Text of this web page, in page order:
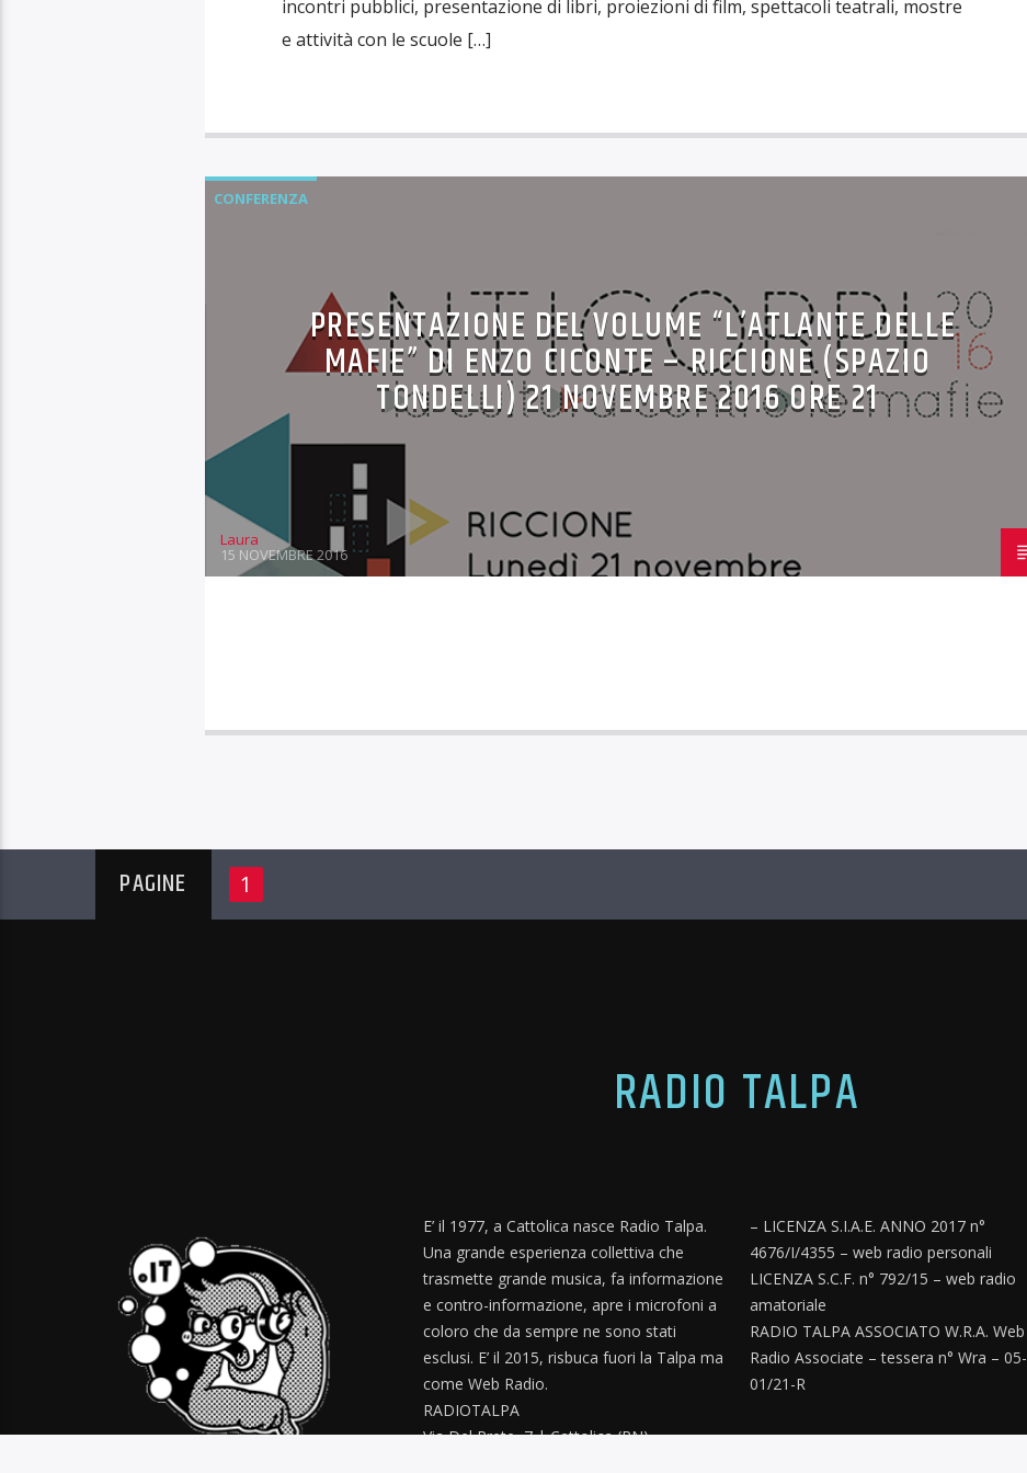
incontri pubblici, presentazione di libri, proiezioni di film, spettacoli teatrali, mostre
e attività con le scuole […]
CONFERENZA
PRESENTAZIONE DEL VOLUME “L’ATLANTE DELLE
MAFIE” DI ENZO CICONTE – RICCIONE (SPAZIO
TONDELLI) 21 NOVEMBRE 2016 ORE 21
Laura
15 NOVEMBRE 2016
PAGINE 1
RADIO TALPA
E’ il 1977, a Cattolica nasce Radio Talpa.
Una grande esperienza collettiva che
trasmette grande musica, fa informazione
e contro-informazione, apre i microfoni a
coloro che da sempre ne sono stati
esclusi. E’ il 2015, risbuca fuori la Talpa ma
come Web Radio.
RADIOTALPA
Via Del Prete, 7 | Cattolica (RN)
– LICENZA S.I.A.E. ANNO 2017 n°
4676/I/4355 – web radio personali
LICENZA S.C.F. n° 792/15 – web radio
amatoriale
RADIO TALPA ASSOCIATO W.R.A. Web
Radio Associate – tessera n° Wra – 05-
01/21-R